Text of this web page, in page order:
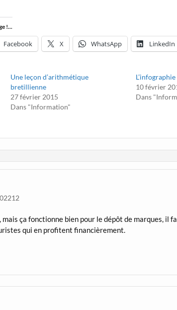
!...
Facebook X WhatsApp LinkedIn
Une leçon d’arithmétique
bretillienne
27 février 2015
Dans "Information"
10 février
Dans
ça fonctionne bien pour le dépôt de marques, il
qui en profitent financièrement.